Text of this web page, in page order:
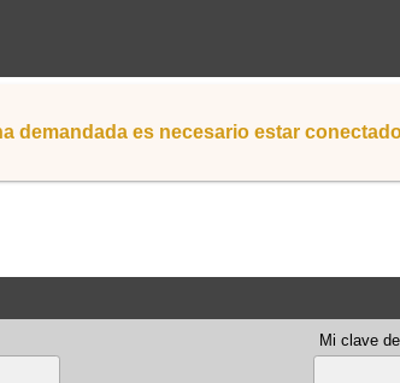
demandada es necesario estar
Mi clave